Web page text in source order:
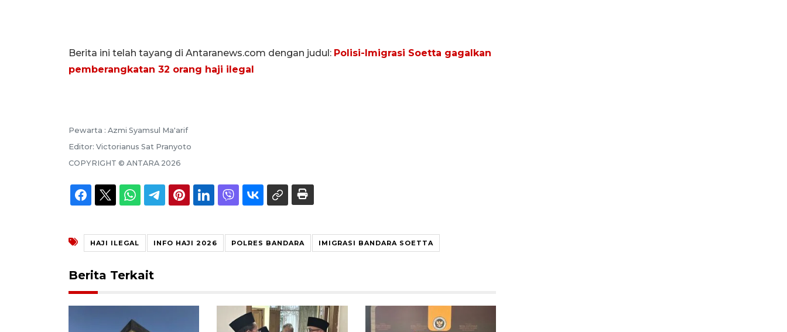
Berita ini telah tayang di Antaranews.com dengan judul: Polisi-Imigrasi Soetta gagalkan
pemberangkatan 32 orang haji ilegal
Pewarta : Azmi Syamsul Ma'arif
Editor: Victorianus Sat Pranyoto
COPYRIGHT © ANTARA 2026
HAJI ILEGAL INFO HAJI 2026 POLRES BANDARA IMIGRASI BANDARA SOETTA
Berita Terkait